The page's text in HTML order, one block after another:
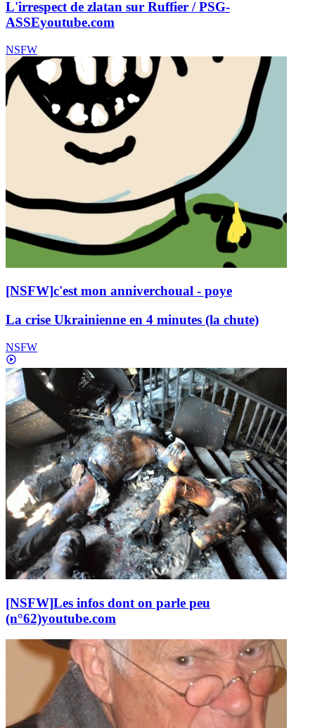
L'irrespect de zlatan sur Ruffier / PSG-
ASSEyoutube.com
NSFW
[NSFW]c'est mon anniverchoual - poye
La crise Ukrainienne en 4 minutes (la chute)
NSFW
[NSFW]Les infos dont on parle peu
(n°62)youtube.com